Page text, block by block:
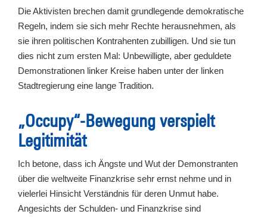
Die Aktivisten brechen damit grundlegende demokratische
Regeln, indem sie sich mehr Rechte herausnehmen, als
sie ihren politischen Kontrahenten zubilligen. Und sie tun
dies nicht zum ersten Mal: Unbewilligte, aber geduldete
Demonstrationen linker Kreise haben unter der linken
Stadtregierung eine lange Tradition.
„Occupy“-Bewegung verspielt
Legitimität
Ich betone, dass ich Ängste und Wut der Demonstranten
über die weltweite Finanzkrise sehr ernst nehme und in
vielerlei Hinsicht Verständnis für deren Unmut habe.
Angesichts der Schulden- und Finanzkrise sind